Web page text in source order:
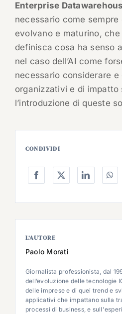
Enterprise
necessario come
evolvano e maturino,
definisca cosa ha senso
nel caso dell’AI come
necessario considerare
organizzativi e di impatto
l’introduzione di queste
CONDIVIDI
L’AUTORE
Paolo Morati
Giornalista professionista, dal
dell’evoluzione delle tecnologie
delle imprese e di quei trend e
applicativi che impattano sulla
processi di business, e